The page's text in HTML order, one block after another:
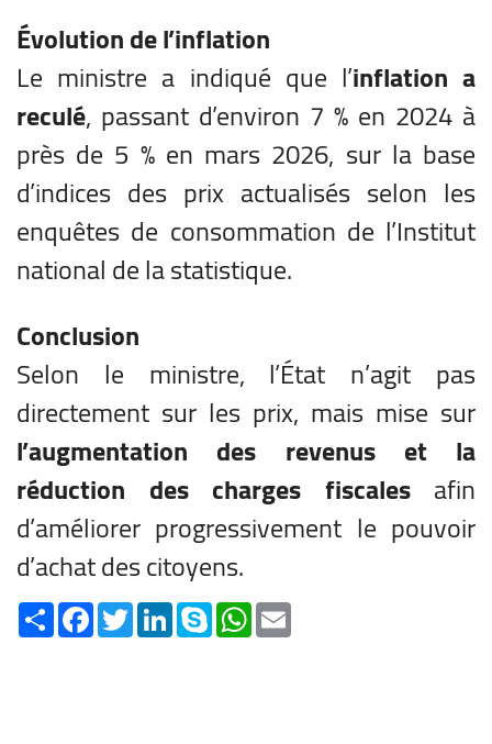
Évolution de l’inflation
Le ministre a indiqué que l’inflation a
reculé, passant d’environ 7 % en 2024 à
près de 5 % en mars 2026, sur la base
d’indices des prix actualisés selon les
enquêtes de consommation de l’Institut
national de la statistique.
Conclusion
Selon le ministre, l’État n’agit pas
directement sur les prix, mais mise sur
l’augmentation des revenus et la
réduction des charges fiscalesafin
d’améliorer progressivement le pouvoir
d’achat des citoyens.
Share FacebookTwitterLinkedInSkype WhatsApp